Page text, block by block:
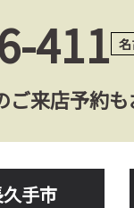
411
ご来店予約も
手市